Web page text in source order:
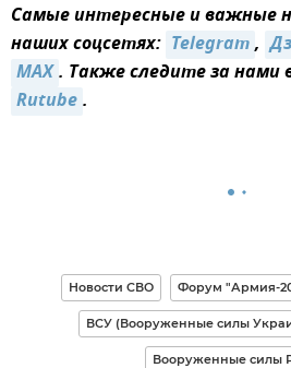
Самые интересные и важные
наших соцсетях: Telegram,
MAX. Также следите за нами
Rutube.
Новости СВО Форум "Армия-
ВСУ (Вооруженные силы
Вооруженные силы